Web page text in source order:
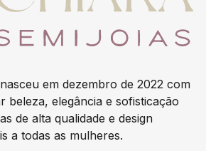
em dezembro de 2022 com
beleza, elegância e sofisticação
de alta qualidade e design
a todas as mulheres.